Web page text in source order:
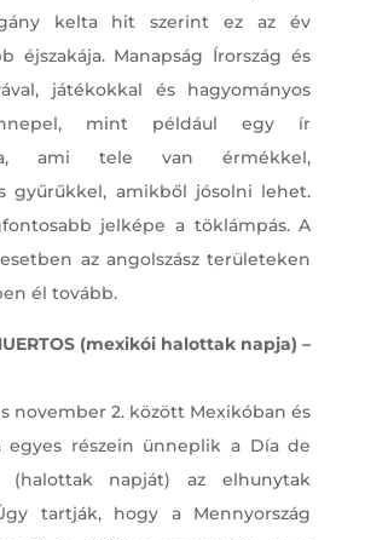
kelta hit szerint ez az év
éjszakája. Manapság Írország és
játékokkal és hagyományos
mint például egy ír
ami tele van érmékkel,
gyűrűkkel, amikből jósolni lehet.
jelképe a töklámpás. A
az angolszász területeken
él tovább.
(mexikói halottak napja) –
november 2. között Mexikóban és
egyes részein ünneplik a Día de
(halottak napját) az elhunytak
tartják, hogy a Mennyország